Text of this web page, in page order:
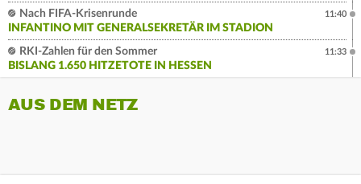
Nach FIFA-Krisenrunde
INFANTINO MIT GENERALSEKRETÄR IM STADION
11:40
RKI-Zahlen für den Sommer
BISLANG 1.650 HITZETOTE IN HESSEN
11:33
AUS DEM NETZ